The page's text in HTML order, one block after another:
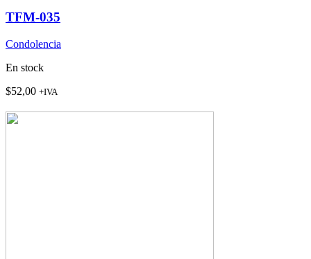
TFM-035
Condolencia
En stock
$52,00 +IVA